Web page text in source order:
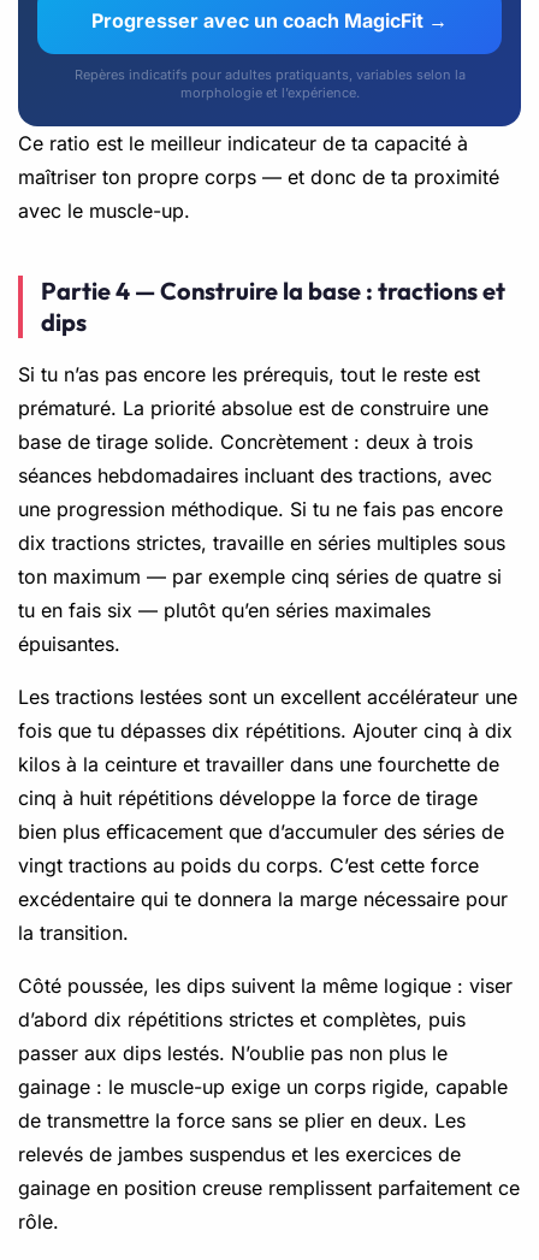
Progresser avec un coach MagicFit →
Repères indicatifs pour adultes pratiquants, variables selon la
morphologie et l’expérience.
Ce ratio est le meilleur indicateur de ta capacité à
maîtriser ton propre corps — et donc de ta proximité
avec le muscle-up.
Partie 4 — Construire la base : tractions et
dips
Si tu n’as pas encore les prérequis, tout le reste est
prématuré. La priorité absolue est de construire une
base de tirage solide. Concrètement : deux à trois
séances hebdomadaires incluant des tractions, avec
une progression méthodique. Si tu ne fais pas encore
dix tractions strictes, travaille en séries multiples sous
ton maximum — par exemple cinq séries de quatre si
tu en fais six — plutôt qu’en séries maximales
épuisantes.
Les tractions lestées sont un excellent accélérateur une
fois que tu dépasses dix répétitions. Ajouter cinq à dix
kilos à la ceinture et travailler dans une fourchette de
cinq à huit répétitions développe la force de tirage
bien plus efficacement que d’accumuler des séries de
vingt tractions au poids du corps. C’est cette force
excédentaire qui te donnera la marge nécessaire pour
la transition.
Côté poussée, les dips suivent la même logique : viser
d’abord dix répétitions strictes et complètes, puis
passer aux dips lestés. N’oublie pas non plus le
gainage : le muscle-up exige un corps rigide, capable
de transmettre la force sans se plier en deux. Les
relevés de jambes suspendus et les exercices de
gainage en position creuse remplissent parfaitement ce
rôle.